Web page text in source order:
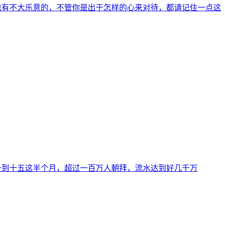
不大乐意的，不管你是出于怎样的心来对待，都请记住一点这
十五这半个月，超过一百万人朝拜，流水达到好几千万